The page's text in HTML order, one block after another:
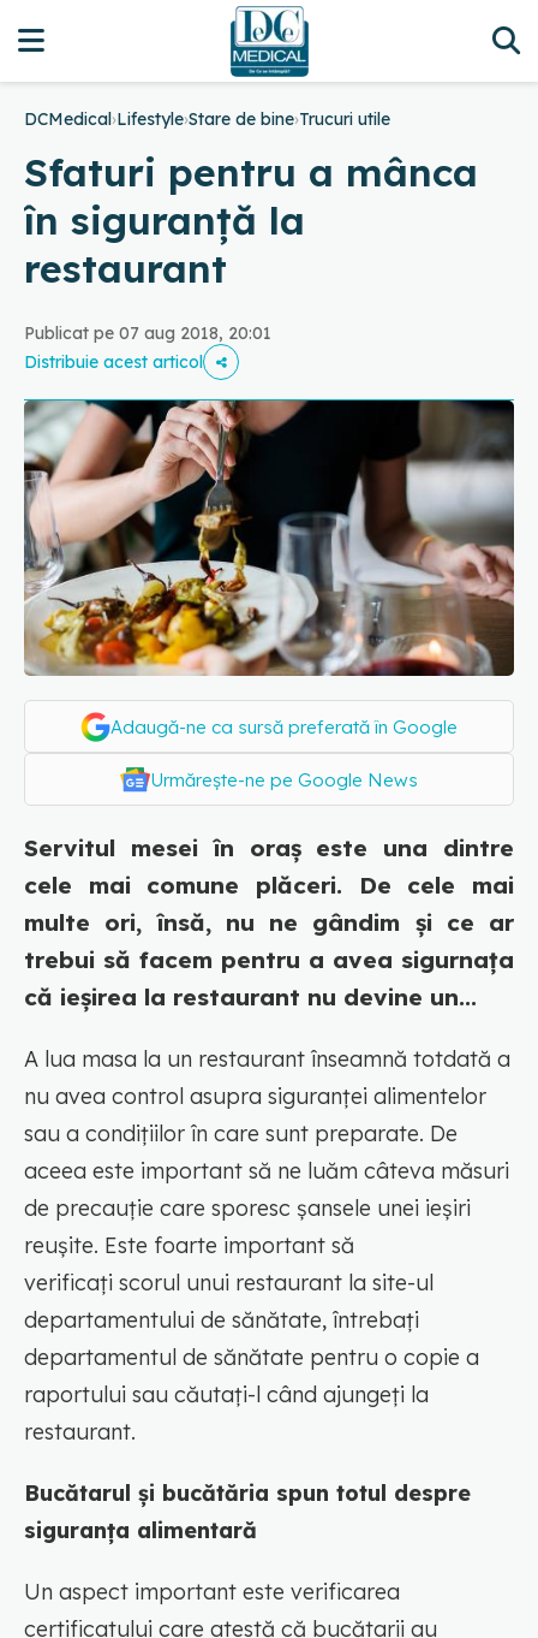
DCMedical›Lifestyle›Stare de bine›Trucuri utile
Sfaturi pentru a mânca
în siguranță la
restaurant
Publicat pe 07 aug 2018, 20:01
Distribuie acest articol
Adaugă-ne ca sursă preferată în Google
Urmărește-ne pe Google News
Servitul mesei în oraș este una dintre
cele mai comune plăceri. De cele mai
multe ori, însă, nu ne gândim și ce ar
trebui să facem pentru a avea sigurnața
că ieșirea la restaurant nu devine un...
A lua masa la un restaurant înseamnă totdată a
nu avea control asupra siguranței alimentelor
sau a condițiilor în care sunt preparate. De
aceea este important să ne luăm câteva măsuri
de precauție care sporesc șansele unei ieșiri
reușite. Este foarte important să
verificați scorul unui restaurant la site-ul
departamentului de sănătate, întrebați
departamentul de sănătate pentru o copie a
raportului sau căutați-l când ajungeți la
restaurant.
Bucătarul și bucătăria spun totul despre
siguranța alimentară
Un aspect important este verificarea
certificatului care atestă că bucătarii au